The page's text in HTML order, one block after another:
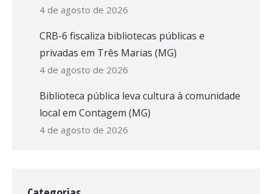
4 de agosto de 2026
CRB-6 fiscaliza bibliotecas públicas e
privadas em Três Marias (MG)
4 de agosto de 2026
Biblioteca pública leva cultura à comunidade
local em Contagem (MG)
4 de agosto de 2026